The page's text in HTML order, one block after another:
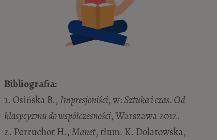
Bibliografia:
1. Osińska B., Impresjoniści, w: Sztuka i czas. Od
klasycyzmu do współczesności, Warszawa 2012.
2. Perruchot H.,Manet, tłum. K. Dolatowska,